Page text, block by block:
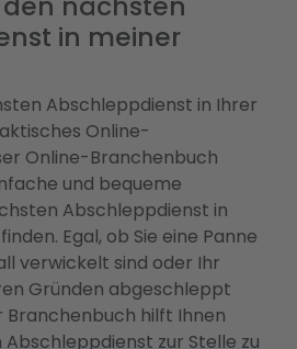
in meiner
Abschleppdienst in Ihrer
Online-
Online-Branchenbuch
und bequeme
Abschleppdienst in
Egal, ob Sie eine Panne
verwickelt sind oder Ihr
Gründen abgeschleppt
Branchenbuch hilft Ihnen
zur Stelle zu